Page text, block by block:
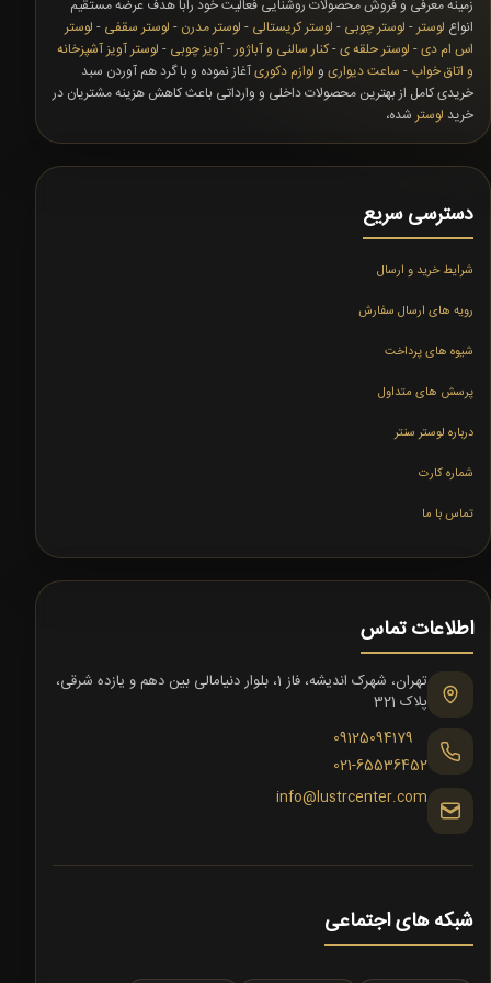
زمینه معرفی و فروش محصولات روشنایی فعالیت خود رابا هدف عرضه مستقیم
انواع لوستر - لوستر چوبی - لوستر کریستالی - لوستر مدرن - لوستر سقفی - لوستر
اس ام دی- لوستر حلقه ی-کنار سالنی و آباژور-آویز چوبی - لوستر آویز آشپزخانه
و اتاق خواب - ساعت دیواری و لوازم دکوریآغاز نموده و با گرد هم آوردن سبد
خریدی کامل از بهترین محصولات داخلی و وارداتی باعث کاهش هزینه مشتریان در
خرید لوستر شده،
دسترسی سریع
شرایط خرید و ارسال
رویه های ارسال سفارش
شیوه های پرداخت
پرسش های متداول
درباره لوستر سنتر
شماره کارت
تماس با ما
اطلاعات تماس
تهران، شهرک اندیشه، فاز 1، بلوار دنیامالی بین دهم و یازده شرقی،
پلاک 321
09125094179
021-65536452
info@lustrcenter.com
شبکه های اجتماعی